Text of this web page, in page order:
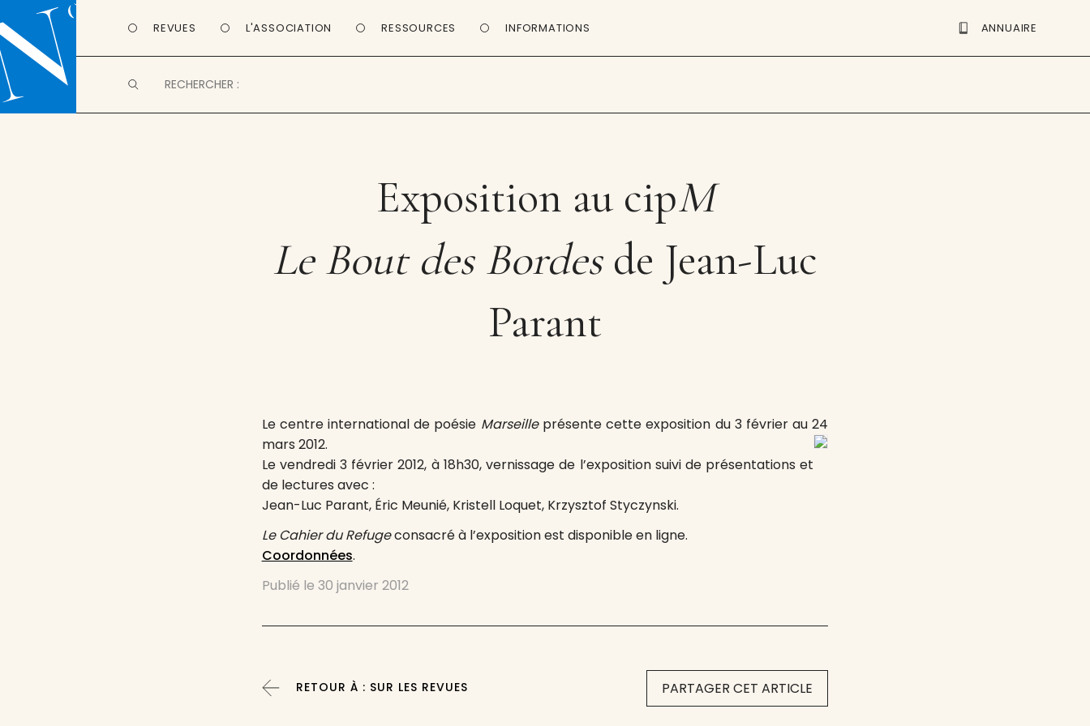
REVUES L'ASSOCIATION RESSOURCES INFORMATIONS ANNUAIRE
Exposition au cipM
Le Bout des Bordesde Jean-Luc
Parant
Le centre international de poésie Marseilleprésente cette exposition du 3 février au 24
mars 2012.
Le vendredi 3 février 2012, à 18h30, vernissage de l’exposition suivi de présentations et
de lectures avec :
Jean-Luc Parant, Éric Meunié, Kristell Loquet, Krzysztof Styczynski.
Le Cahier du Refugeconsacré à l’exposition est disponible en ligne.
Coordonnées.
Publié le 30 janvier 2012
PARTAGER CET ARTICLE
RETOUR À : SUR LES REVUES